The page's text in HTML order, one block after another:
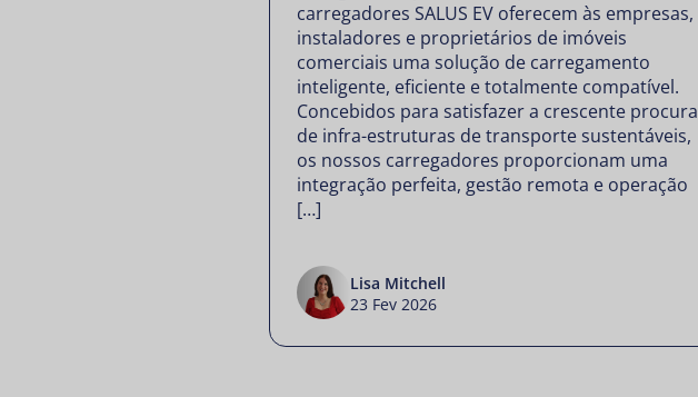
carregadores SALUS EV oferecem às empresas,
instaladores e proprietários de imóveis
comerciais uma solução de carregamento
inteligente, eficiente e totalmente compatível.
Concebidos para satisfazer a crescente procura
de infra-estruturas de transporte sustentáveis,
os nossos carregadores proporcionam uma
integração perfeita, gestão remota e operação
[…]
Lisa Mitchell
23 Fev 2026